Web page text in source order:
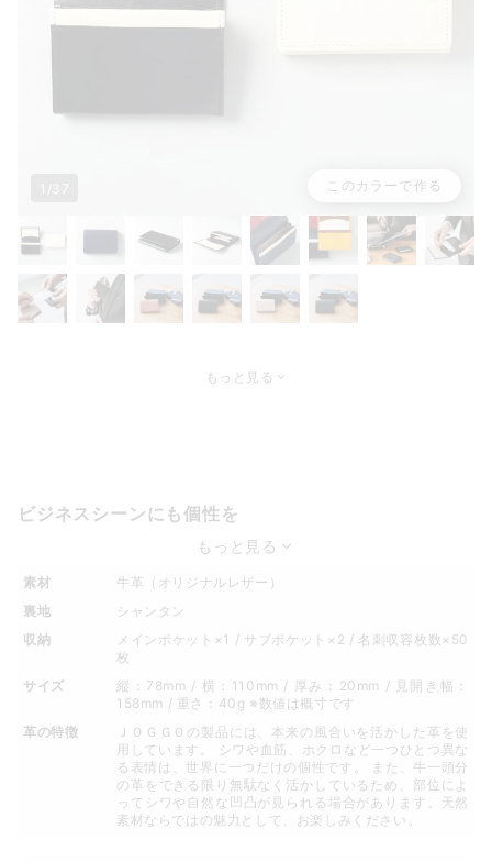
1/37 このカラーで作る
もっと見る
ビジネスシーンにも個性を
もっと見る
素材
牛革（オリジナルレザー）
裏地
シャンタン
収納
メインポケット×1 / サブポケット×2 / 名刺収容枚数×50
枚
サイズ
縦：78mm / 横：110mm / 厚み：20mm / 見開き幅：
158mm / 重さ：40g ※数値は概寸です
革の特徴
ＪＯＧＧＯの製品には、本来の風合いを活かした革を使
用しています。 シワや血筋、ホクロなど一つひとつ異な
る表情は、世界に一つだけの個性です。 また、牛一頭分
の革をできる限り無駄なく活かしているため、部位によ
ってシワや自然な凹凸が見られる場合があります。天然
素材ならではの魅力として、お楽しみください。